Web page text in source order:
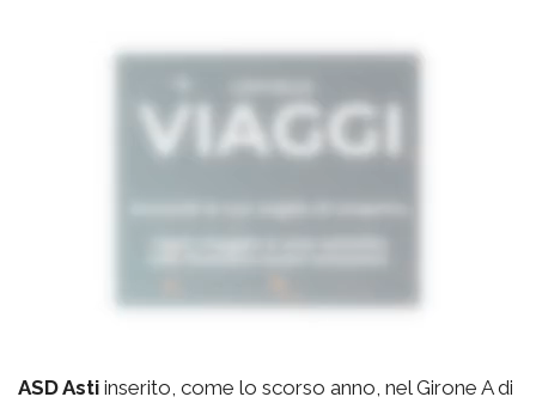
ASD Asti inserito, come lo scorso anno, nel Girone A di